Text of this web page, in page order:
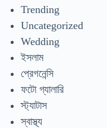
Trending
Uncategorized
Wedding
ইসলাম
প্রেগনেন্সি
ফটো গ্যালারি
স্ট্যাটাস
স্বাস্থ্য